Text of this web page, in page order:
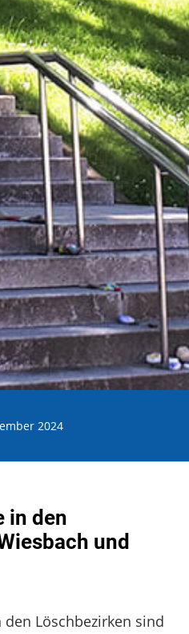
2024
in den
und
Löschbezirken sind